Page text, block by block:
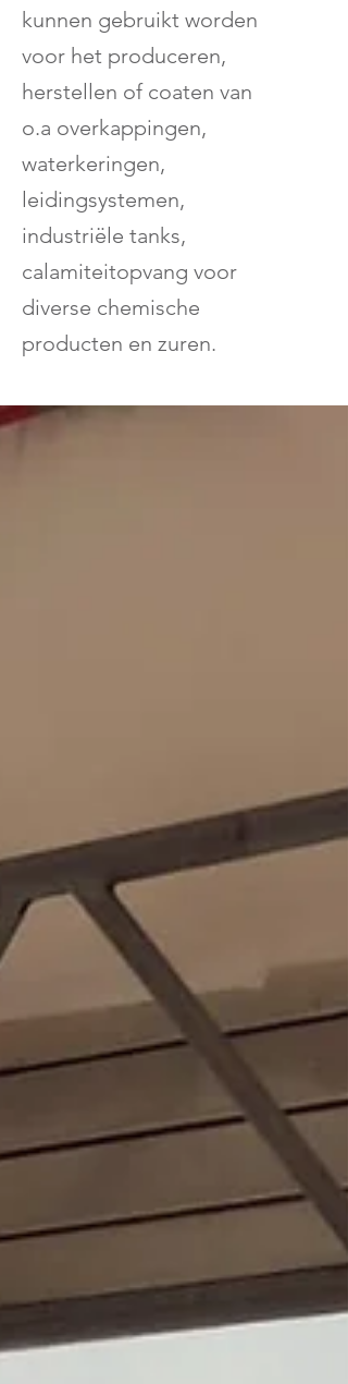
kunnen gebruikt worden
voor het produceren,
herstellen of coaten van
o.a overkappingen,
waterkeringen,
leidingsystemen,
industriële tanks,
calamiteitopvang voor
diverse chemische
producten en zuren.